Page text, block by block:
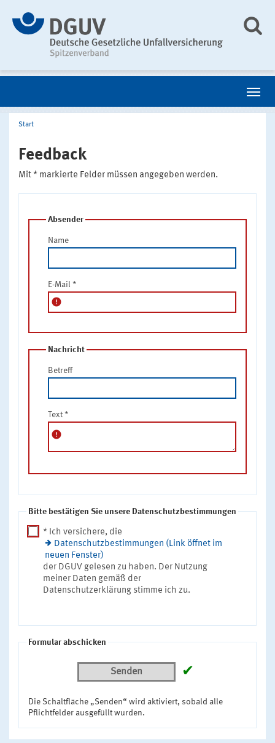
Start
Feedback
Mit * markierte Felder müssen angegeben werden.
Absender
Name
E-Mail *
error
Nachricht
Betreff
Text *
error
Bitte bestätigen Sie unsere Datenschutzbestimmungen
* Ich versichere, die
Datenschutzbestimmungen (Link öffnet im
neuen Fenster)
der DGUV gelesen zu haben. Der Nutzung
meiner Daten gemäß der
Datenschutzerklärung stimme ich zu.
Formular abschicken
Senden ✔
Die Schaltfläche „Senden“ wird aktiviert, sobald alle
Pflichtfelder ausgefüllt wurden.